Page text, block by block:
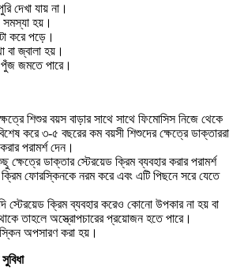
দেখা যায় না।
সমস্যা হয়।
করে পড়ে।
বা জ্বালা হয়।
পুঁজ জমতে পারে।
শিশুর বয়স বাড়ার সাথে সাথে ফিমোসিস নিজে থেকে
করে ৩-৫ বছরের কম বয়সী শিশুদের ক্ষেত্রে ডাক্তাররা
পরামর্শ দেন।
ক্ষেত্রে ডাক্তার স্টেরয়েড ক্রিম ব্যবহার করার পরামর্শ
ফোরস্কিনকে নরম করে এবং এটি পিছনে সরে যেতে
স্টেরয়েড ক্রিম ব্যবহার করেও কোনো উপকার না হয় বা
তাহলে অস্ত্রোপচারের প্রয়োজন হতে পারে।
অপসারণ করা হয়।
সুবিধা